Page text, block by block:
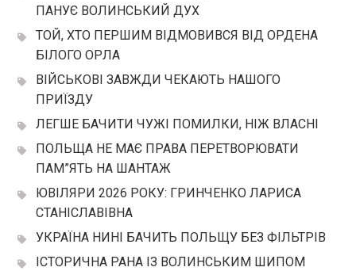
ПАНУЄ ВОЛИНСЬКИЙ ДУХ
ТОЙ, ХТО ПЕРШИМ ВІДМОВИВСЯ ВІД ОРДЕНА
БІЛОГО ОРЛА
ВІЙСЬКОВІ ЗАВЖДИ ЧЕКАЮТЬ НАШОГО
ПРИЇЗДУ
ЛЕГШЕ БАЧИТИ ЧУЖІ ПОМИЛКИ, НІЖ ВЛАСНІ
ПОЛЬЩА НЕ МАЄ ПРАВА ПЕРЕТВОРЮВАТИ
ПАМ”ЯТЬ НА ШАНТАЖ
ЮВІЛЯРИ 2026 РОКУ: ГРИНЧЕНКО ЛАРИСА
СТАНІСЛАВІВНА
УКРАЇНА НИНІ БАЧИТЬ ПОЛЬЩУ БЕЗ ФІЛЬТРІВ
ІСТОРИЧНА РАНА ІЗ ВОЛИНСЬКИМ ШИПОМ